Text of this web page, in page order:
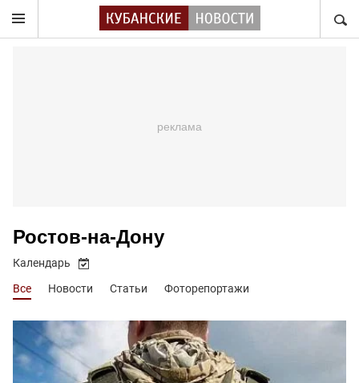
Ростов-на-Дону
Все Новости Статьи Фоторепортажи
Календарь